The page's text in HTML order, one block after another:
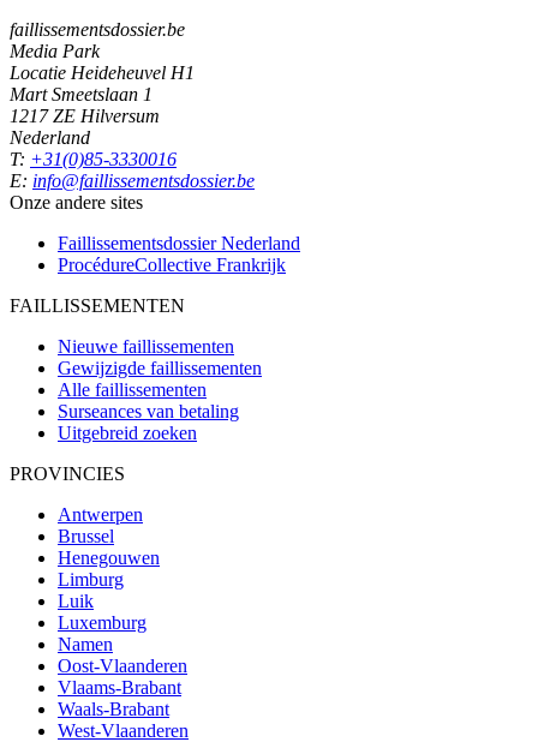
faillissementsdossier.be
Media Park
Locatie Heideheuvel H1
Mart Smeetslaan 1
1217 ZE Hilversum
Nederland
T: +31(0)85-3330016
E: info@faillissementsdossier.be
Onze andere sites
Faillissementsdossier Nederland
ProcédureCollective Frankrijk
FAILLISSEMENTEN
Nieuwe faillissementen
Gewijzigde faillissementen
Alle faillissementen
Surseances van betaling
Uitgebreid zoeken
PROVINCIES
Antwerpen
Brussel
Henegouwen
Limburg
Luik
Luxemburg
Namen
Oost-Vlaanderen
Vlaams-Brabant
Waals-Brabant
West-Vlaanderen